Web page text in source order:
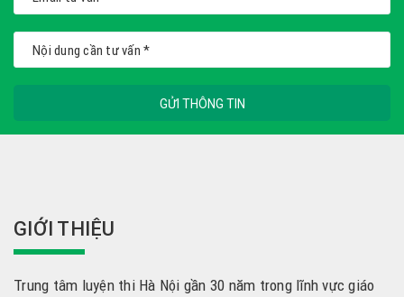
GỬI THÔNG TIN
GIỚI THIỆU
Trung tâm luyện thi Hà Nội gần 30 năm trong lĩnh vực giáo